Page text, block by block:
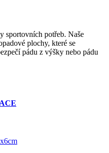
sportovních potřeb. Naše
plochy, které se
pádu z výšky nebo pádu